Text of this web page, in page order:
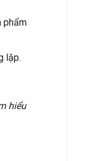
phẩm
lặp.
hiểu